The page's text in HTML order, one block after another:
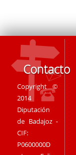
Contacto
Copyright ©
2014
Diputación
de Badajoz -
CIF:
P0600000D